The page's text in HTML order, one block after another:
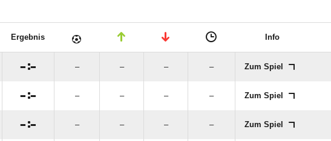
Ergebnis Info
: – – – – Zum Spiel
: – – – – Zum Spiel
: – – – – Zum Spiel